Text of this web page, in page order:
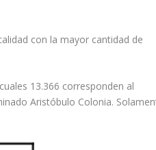
con la mayor cantidad de
13.366 corresponden al
Aristóbulo Colonia.